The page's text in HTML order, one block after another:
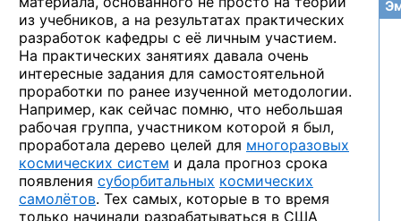
из учебников, а на результатах практических
разработок кафедры с её личным участием.
На практических занятиях давала очень
интересные задания для самостоятельной
проработки по ранее изученной методологии.
Например, как сейчас помню, что небольшая
рабочая группа, участником которой я был,
проработала дерево целей для многоразовых
космических систем и дала прогноз срока
появления суборбитальных космических
самолётов. Тех самых, которые в то время
только начинали разрабатываться в США